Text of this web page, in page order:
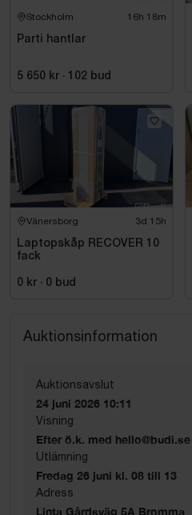
Stockholm 16h 18m
Parti hantlar
5 650 kr · 102 bud
Vänersborg 3d 15h
Laptopskåp RECOVER 10
fack
0 kr · 0 bud
Auktionsinformation
Auktionsavslut
24 juni 2026 10:11
Visning
Efter ö.k. med hello@budi.se
Utlämning
Fredag 26 juni kl. 08 till 13
Adress
Linta Gårdsväg 5A Bromma